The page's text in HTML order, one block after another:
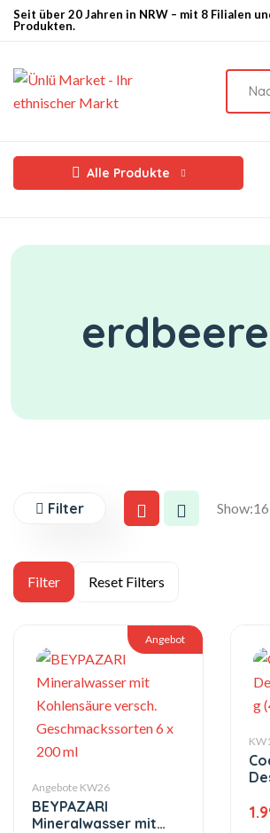
Seit über 20 Jahren in NRW – mit 8 Filialen
Produkten.
Alle Produkte
erdbeere
Filter Show:
Angebot
Angebote KW26
BEYPAZARI
Mineralwasser mit